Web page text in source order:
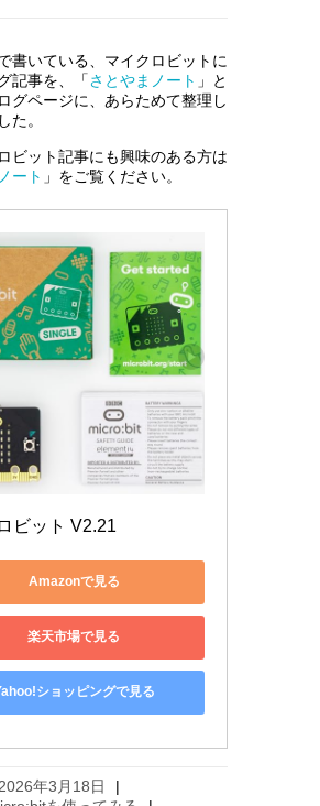
書いている、マイクロビットに
記事を、「さとやまノート 」と
グページに、あらためて整理し
た。
ビット記事にも興味のある方は
ート 」をご覧ください。
ビット V2.21
Amazonで見る
楽天市場で見る
ショッピングで見る
2026年3月18日
|